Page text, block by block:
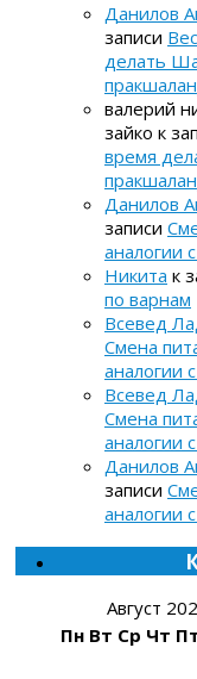
Данилов
записи
делать
валерий
зайко к
время
Данилов
записи
аналогии
Никита к
по варнам
Всевед
Смена
аналогии
Всевед
Смена
аналогии
Данилов
записи
аналогии
Август
Пн Вт Ср Чт